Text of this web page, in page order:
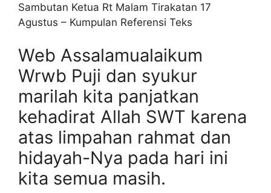
Sambutan Ketua Rt Malam Tirakatan 17
Agustus – Kumpulan Referensi Teks
Web Assalamualaikum
Wrwb Puji dan syukur
marilah kita panjatkan
kehadirat Allah SWT karena
atas limpahan rahmat dan
hidayah-Nya pada hari ini
kita semua masih.